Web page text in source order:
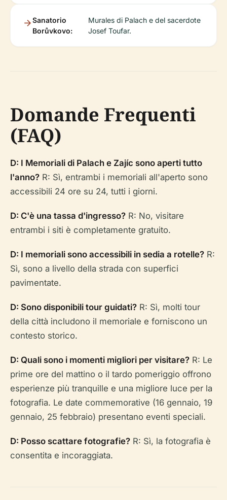
Sanatorio
Borůvkovo:
Murales di Palach e del sacerdote
Josef Toufar.
Domande Frequenti
(FAQ)
D: I Memoriali di Palach e Zajíc sono aperti tutto
l'anno? R: Sì, entrambi i memoriali all'aperto sono
accessibili 24 ore su 24, tutti i giorni.
D: C'è una tassa d'ingresso? R: No, visitare
entrambi i siti è completamente gratuito.
D: I memoriali sono accessibili in sedia a rotelle? R:
Sì, sono a livello della strada con superfici
pavimentate.
D: Sono disponibili tour guidati? R: Sì, molti tour
della città includono il memoriale e forniscono un
contesto storico.
D: Quali sono i momenti migliori per visitare? R: Le
prime ore del mattino o il tardo pomeriggio offrono
esperienze più tranquille e una migliore luce per la
fotografia. Le date commemorative (16 gennaio, 19
gennaio, 25 febbraio) presentano eventi speciali.
D: Posso scattare fotografie? R: Sì, la fotografia è
consentita e incoraggiata.